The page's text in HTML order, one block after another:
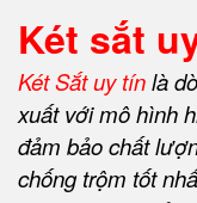
Két sắt
Két Sắt uy tínlà
xuất với mô hình
đảm bảo chất
chống trộm tốt